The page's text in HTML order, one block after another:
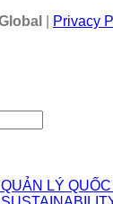
Privacy
LÝ QUỐC